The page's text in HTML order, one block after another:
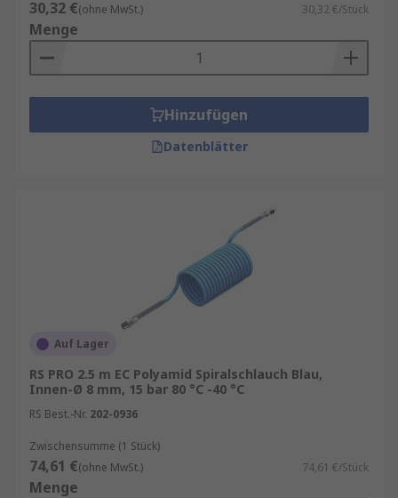
30,32 €(ohne MwSt.) 30,32 €/Stück
Menge
Hinzufügen
Datenblätter
Auf Lager
RS PRO 2.5 m EC Polyamid Spiralschlauch Blau,
Innen-Ø 8 mm, 15 bar 80 °C -40 °C
RS Best.-Nr. 202-0936
Zwischensumme (1 Stück)
74,61 €(ohne MwSt.) 74,61 €/Stück
Menge